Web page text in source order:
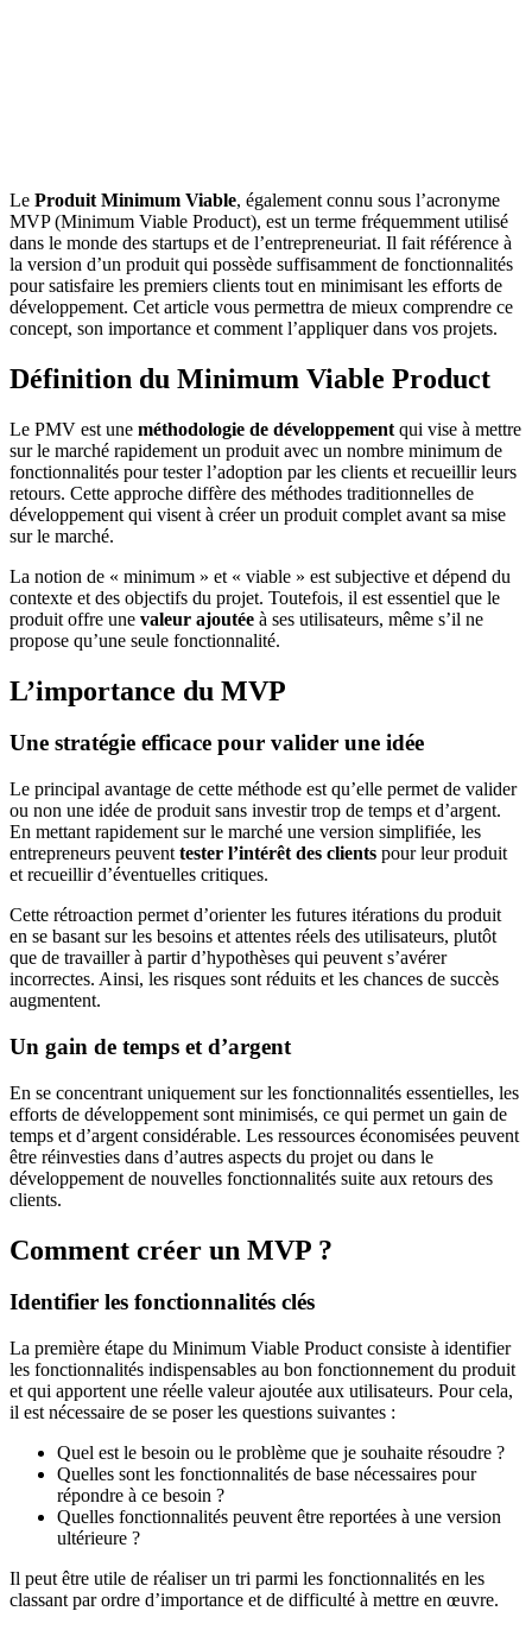
Le Produit Minimum Viable, également connu sous l’acronyme
MVP (Minimum Viable Product), est un terme fréquemment utilisé
dans le monde des startups et de l’entrepreneuriat. Il fait référence à
la version d’un produit qui possède suffisamment de fonctionnalités
pour satisfaire les premiers clients tout en minimisant les efforts de
développement. Cet article vous permettra de mieux comprendre ce
concept, son importance et comment l’appliquer dans vos projets.
Définition du Minimum Viable Product
Le PMV est une méthodologie de développement qui vise à mettre
sur le marché rapidement un produit avec un nombre minimum de
fonctionnalités pour tester l’adoption par les clients et recueillir leurs
retours. Cette approche diffère des méthodes traditionnelles de
développement qui visent à créer un produit complet avant sa mise
sur le marché.
La notion de « minimum » et « viable » est subjective et dépend du
contexte et des objectifs du projet. Toutefois, il est essentiel que le
produit offre une valeur ajoutée à ses utilisateurs, même s’il ne
propose qu’une seule fonctionnalité.
L’importance du MVP
Une stratégie efficace pour valider une idée
Le principal avantage de cette méthode est qu’elle permet de valider
ou non une idée de produit sans investir trop de temps et d’argent.
En mettant rapidement sur le marché une version simplifiée, les
entrepreneurs peuvent tester l’intérêt des clients pour leur produit
et recueillir d’éventuelles critiques.
Cette rétroaction permet d’orienter les futures itérations du produit
en se basant sur les besoins et attentes réels des utilisateurs, plutôt
que de travailler à partir d’hypothèses qui peuvent s’avérer
incorrectes. Ainsi, les risques sont réduits et les chances de succès
augmentent.
Un gain de temps et d’argent
En se concentrant uniquement sur les fonctionnalités essentielles, les
efforts de développement sont minimisés, ce qui permet un gain de
temps et d’argent considérable. Les ressources économisées peuvent
être réinvesties dans d’autres aspects du projet ou dans le
développement de nouvelles fonctionnalités suite aux retours des
clients.
Comment créer un MVP ?
Identifier les fonctionnalités clés
La première étape du Minimum Viable Product consiste à identifier
les fonctionnalités indispensables au bon fonctionnement du produit
et qui apportent une réelle valeur ajoutée aux utilisateurs. Pour cela,
il est nécessaire de se poser les questions suivantes :
Quel est le besoin ou le problème que je souhaite résoudre ?
Quelles sont les fonctionnalités de base nécessaires pour
répondre à ce besoin ?
Quelles fonctionnalités peuvent être reportées à une version
ultérieure ?
Il peut être utile de réaliser un tri parmi les fonctionnalités en les
classant par ordre d’importance et de difficulté à mettre en œuvre.